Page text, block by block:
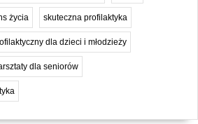
życia skuteczna profilaktyka
dla dzieci i młodzieży
dla seniorów